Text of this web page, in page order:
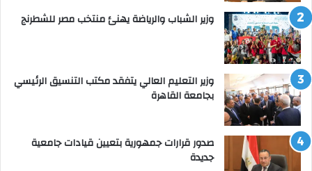
وزير الشباب والرياضة يهنئ منتخب مصر للشطرنج
وزير التعليم العالي يتفقد مكتب التنسيق الرئيسي
بجامعة القاهرة
صدور قرارات جمهورية بتعيين قيادات جامعية
جديدة